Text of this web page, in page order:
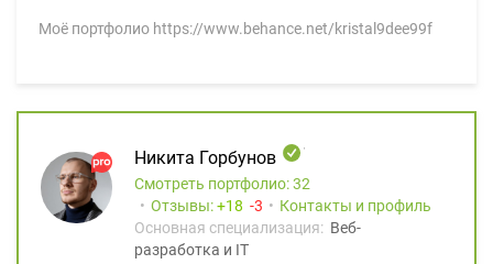
Моё портфолио https://www.behance.net/kristal9dee99f
Никита Горбунов
Смотреть портфолио: 32
Отзывы:
18 3
Контакты и профиль
Основная специализация: Веб-
разработка и IT